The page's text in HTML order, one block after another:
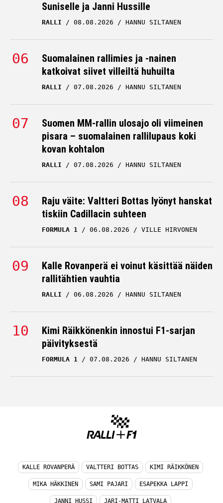
Suniselle ja Janni Hussille
RALLI 08.08.2026 HANNU SILTANEN
Suomalainen rallimies ja -nainen
katkoivat siivet villeiltä huhuilta
RALLI 07.08.2026 HANNU SILTANEN
Suomen MM-rallin ulosajo oli viimeinen
pisara – suomalainen rallilupaus koki
kovan kohtalon
RALLI 07.08.2026 HANNU SILTANEN
Raju väite: Valtteri Bottas lyönyt hanskat
tiskiin Cadillacin suhteen
FORMULA 1 06.08.2026 VILLE HIRVONEN
Kalle Rovanperä ei voinut käsittää näiden
rallitähtien vauhtia
RALLI 06.08.2026 HANNU SILTANEN
Kimi Räikkönenkin innostui F1-sarjan
päivityksestä
FORMULA 1 07.08.2026 HANNU SILTANEN
KALLE ROVANPERÄ VALTTERI BOTTAS KIMI RÄIKKÖNEN
MIKA HÄKKINEN SAMI PAJARI ESAPEKKA LAPPI
JANNI HUSSI JARI-MATTI LATVALA